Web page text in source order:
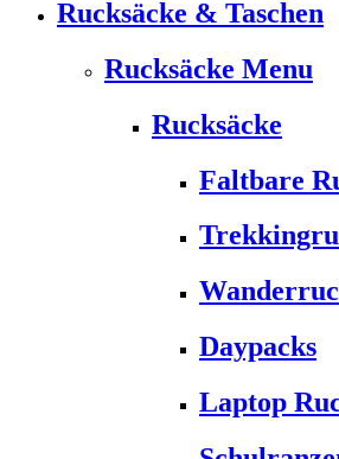
Rucksäcke & Taschen
Rucksäcke Menu
Rucksäcke
Faltbare
Daypacks
Laptop